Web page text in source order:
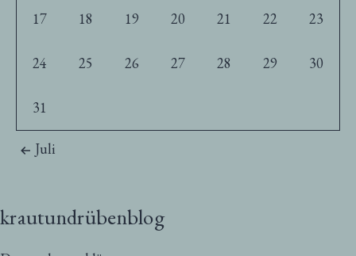
17 18 19 20 21 22 23
24 25 26 27 28 29 30
31
Juli
krautundrübenblog